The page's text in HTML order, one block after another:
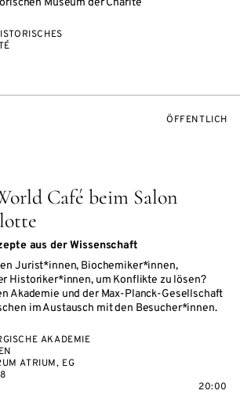
Museum der Charité
Café beim Salon
aus der Wissenschaft
Jurist*innen, Biochemiker*innen,
Historiker*innen, um Konflikte zu lösen?
Akademie und der Max-Planck-Gesellschaft
im Austausch mit den Besucher*innen.
ÖFFENTLICH
AKADEMIE
ATRIUM, EG
20:00